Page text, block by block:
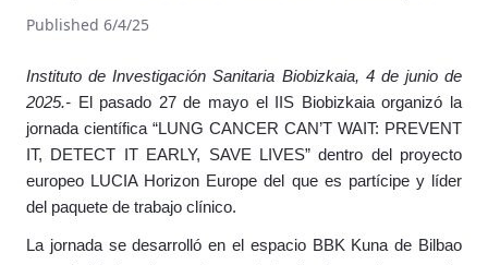
Published 6/4/25
Instituto de Investigación Sanitaria Biobizkaia, 4 de junio de
2025.- El pasado 27 de mayo el IIS Biobizkaia organizó la
jornada científica “LUNG CANCER CAN’T WAIT: PREVENT
IT, DETECT IT EARLY, SAVE LIVES” dentro del proyecto
europeo LUCIA Horizon Europe del que es partícipe y líder
del paquete de trabajo clínico.
La jornada se desarrolló en el espacio BBK Kuna de Bilbao